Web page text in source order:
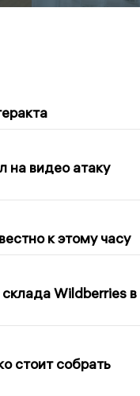
на видео атаку
к этому часу
Wildberries в
стоит собрать